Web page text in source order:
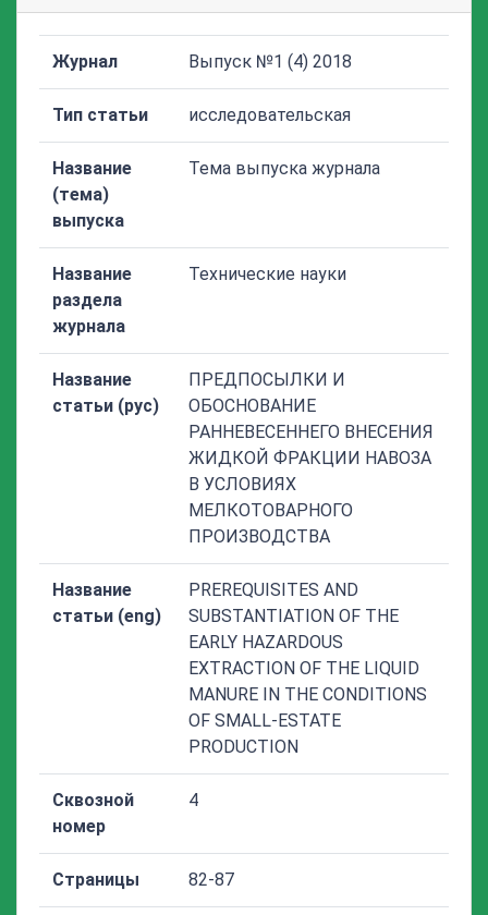
Журнал Выпуск №1 (4) 2018
Тип статьи исследовательская
Название
(тема)
выпуска
Тема выпуска журнала
Название
раздела
журнала
Технические науки
Название
статьи (рус)
ПРЕДПОСЫЛКИ И
ОБОСНОВАНИЕ
РАННЕВЕСЕННЕГО ВНЕСЕНИЯ
ЖИДКОЙ ФРАКЦИИ НАВОЗА
В УСЛОВИЯХ
МЕЛКОТОВАРНОГО
ПРОИЗВОДСТВА
Название
статьи (eng)
PREREQUISITES AND
SUBSTANTIATION OF THE
EARLY HAZARDOUS
EXTRACTION OF THE LIQUID
MANURE IN THE CONDITIONS
OF SMALL-ESTATE
PRODUCTION
Сквозной
номер
4
Страницы 82-87